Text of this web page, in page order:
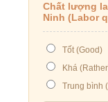
Chất lượng
Ninh (Labor
Tốt (Good)
Khá
Trung bình